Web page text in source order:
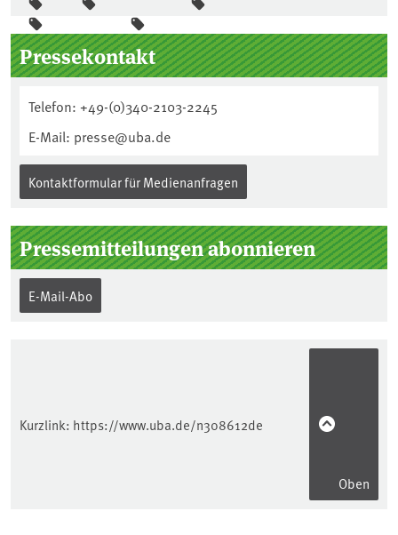
Seitenleiste
Pressekontakt
Telefon: +49-(0)340-2103-2245
E-Mail: presse@uba.de
Kontaktformular für Medienanfragen
Pressemitteilungen abonnieren
E-Mail-Abo
Kurzlink: https://www.uba.de/n308612de
Oben